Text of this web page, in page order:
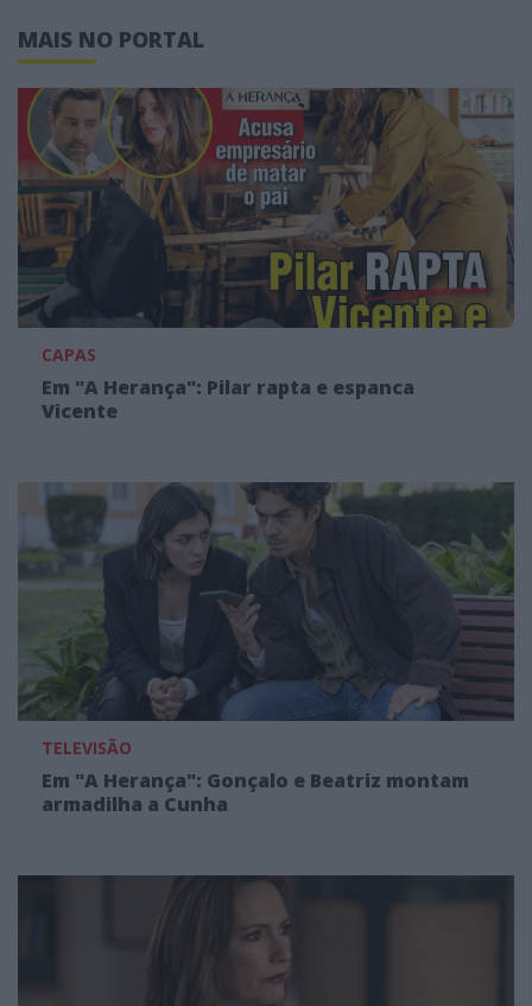
MAIS NO PORTAL
CAPAS
Em "A Herança": Pilar rapta e espanca
Vicente
TELEVISÃO
Em "A Herança": Gonçalo e Beatriz montam
armadilha a Cunha